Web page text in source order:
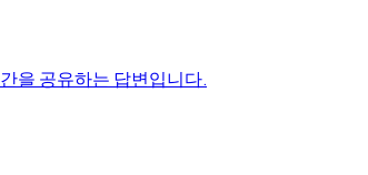
을 공유하는 답변입니다.